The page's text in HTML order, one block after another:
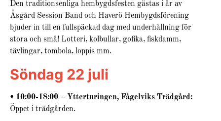
Den traditionsenliga hembygdsfesten gästas i år av
Åsgård Session Band och Haverö Hembygdsförening
bjuder in till en fullspäckad dag med underhållning för
stora och små! Lotteri, kolbullar, gofika, fiskdamm,
tävlingar, tombola, loppis mm.
Söndag 22 juli
• 10:00-18:00 – Ytterturingen, Fågelviks Trädgård:
Öppet i trädgården.